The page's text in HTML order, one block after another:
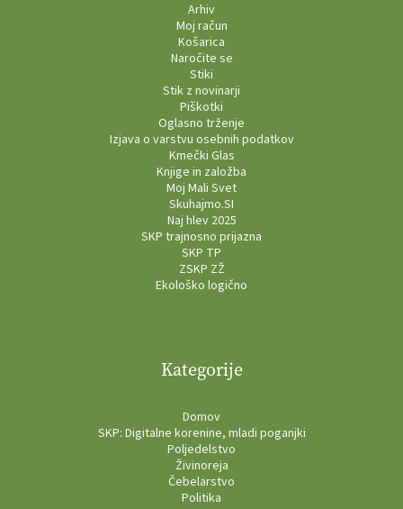
Arhiv
Moj račun
Košarica
Naročite se
Stiki
Stik z novinarji
Piškotki
Oglasno trženje
Izjava o varstvu osebnih podatkov
Kmečki Glas
Knjige in založba
Moj Mali Svet
Skuhajmo.SI
Naj hlev 2025
SKP trajnosno prijazna
SKP TP
ZSKP ZŽ
Ekološko logično
Kategorije
Domov
SKP: Digitalne korenine, mladi poganjki
Poljedelstvo
Živinoreja
Čebelarstvo
Politika